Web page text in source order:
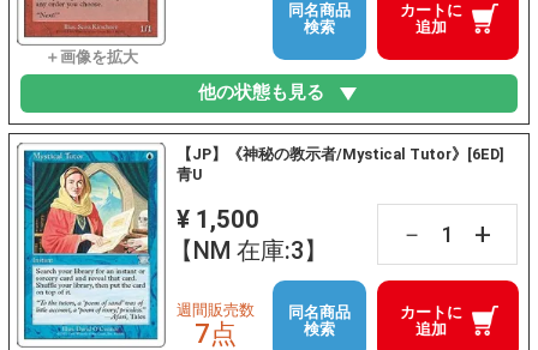
カートに
追加
同名商品
検索
他の状態も見る
【JP】《神秘の教示者/Mystical Tutor》[6ED]
青U
¥ 1,500
【NM 在庫:3】
－ +
カートに
追加
週間販売数
7点
同名商品
検索